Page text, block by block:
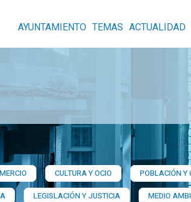
AYUNTAMIENTO TEMAS ACTUALIDAD
CULTURA Y OCIO POBLACIÓN Y
LEGISLACIÓN Y JUSTICIA MEDIO